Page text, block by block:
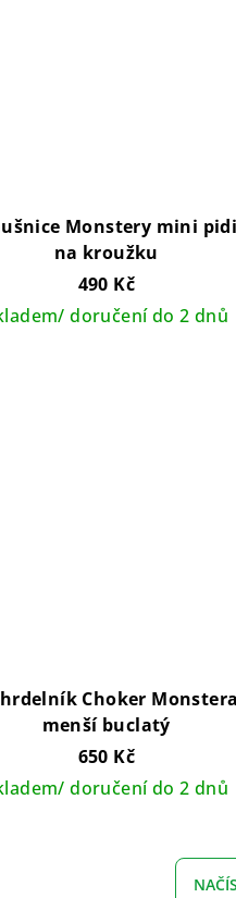
Monstery mini pidi
na kroužku
490 Kč
doručení do 2 dnů
Choker Monstera
menší buclatý
650 Kč
doručení do 2 dnů